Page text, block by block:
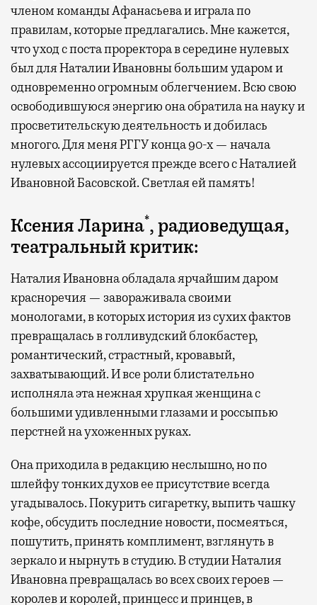
членом команды Афанасьева и играла по
правилам, которые предлагались. Мне кажется,
что уход с поста проректора в середине нулевых
был для Наталии Ивановны большим ударом и
одновременно огромным облегчением. Всю свою
освободившуюся энергию она обратила на науку и
просветительскую деятельность и добилась
многого. Для меня РГГУ конца 90-х — начала
нулевых ассоциируется прежде всего с Наталией
Ивановной Басовской. Светлая ей память!
Ксения Ларина*, радиоведущая,
театральный критик:
Наталия Ивановна обладала ярчайшим даром
красноречия — завораживала своими
монологами, в которых история из сухих фактов
превращалась в голливудский блокбастер,
романтический, страстный, кровавый,
захватывающий. И все роли блистательно
исполняла эта нежная хрупкая женщина с
большими удивленными глазами и россыпью
перстней на ухоженных руках.
Она приходила в редакцию неслышно, но по
шлейфу тонких духов ее присутствие всегда
угадывалось. Покурить сигаретку, выпить чашку
кофе, обсудить последние новости, посмеяться,
пошутить, принять комплимент, взглянуть в
зеркало и нырнуть в студию. В студии Наталия
Ивановна превращалась во всех своих героев —
королев и королей, принцесс и принцев, в